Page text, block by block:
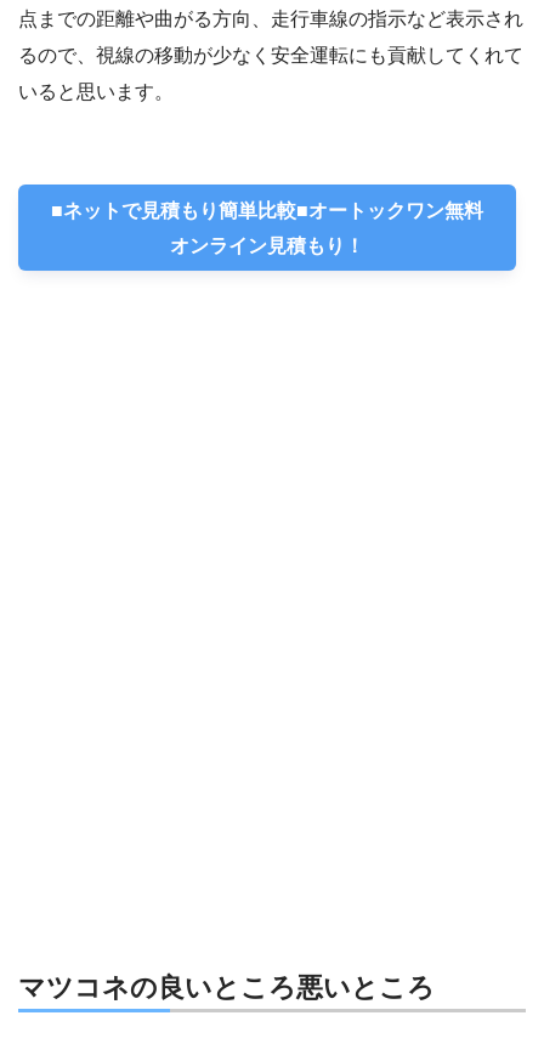
点までの距離や曲がる方向、走行車線の指示など表示され
るので、視線の移動が少なく安全運転にも貢献してくれて
いると思います。
■ネットで見積もり簡単比較■オートックワン無料
オンライン見積もり！
マツコネの良いところ悪いところ